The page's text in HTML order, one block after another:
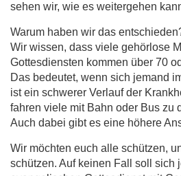
sehen wir, wie es weitergehen
Warum haben wir das
Wir wissen, dass viele gehörlose
Gottesdiensten kommen über 70
Das bedeutet, wenn sich jemand
ist ein schwerer Verlauf der
fahren viele mit Bahn oder Bus zu
Auch dabei gibt es eine höhere
Wir möchten euch alle schützen,
schützen. Auf keinen Fall soll sich